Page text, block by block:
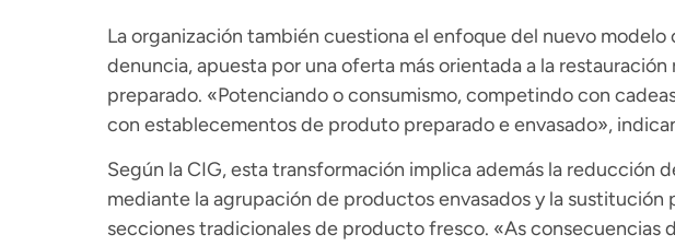
La organización también cuestiona el enfoque del nuevo modelo
denuncia, apuesta por una oferta más orientada a la
preparado. «Potenciando o consumismo, competindo con
con establecementos de produto preparado e envasado»,
Según la CIG, esta transformación implica además la reducción
mediante la agrupación de productos envasados y la sustitución
secciones tradicionales de producto fresco. «As consecuencias